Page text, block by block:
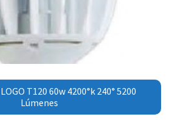
T120 60w 4200°k 240° 5200
Lúmenes